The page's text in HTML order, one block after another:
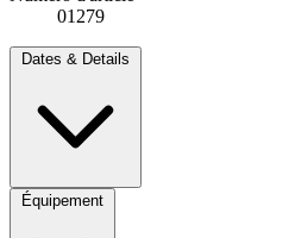
01279
Dates & Details
Équipement